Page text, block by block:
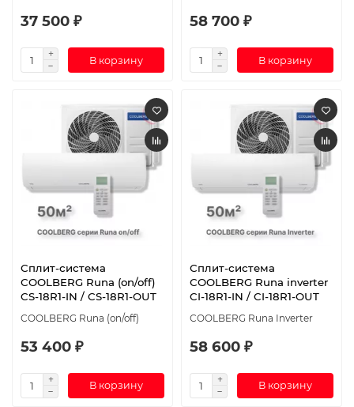
37 500 ₽
В корзину
58 700 ₽
В корзину
Сплит-система
СOOLBERG Runa (on/off)
CS-18R1-IN / CS-18R1-OUT
СOOLBERG Runa (on/off)
53 400 ₽
В корзину
Сплит-система
СOOLBERG Runa inverter
CI-18R1-IN / CI-18R1-OUT
СOOLBERG Runa Inverter
58 600 ₽
В корзину